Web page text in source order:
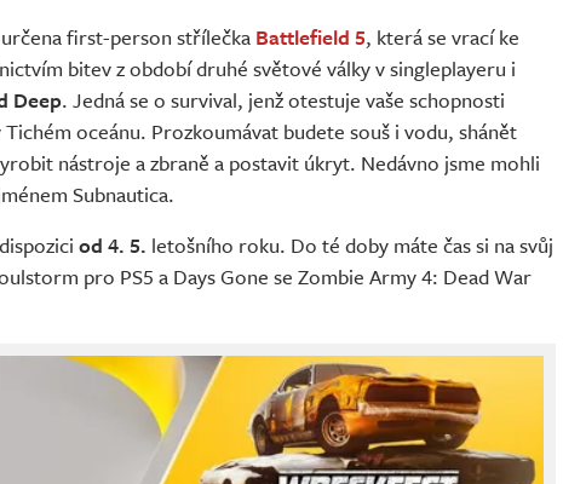
first-person střílečka Battlefield 5, která se vrací ke
bitev z období druhé světové války v singleplayeru i
Deep. Jedná se o survival, jenž otestuje vaše schopnosti
oceánu. Prozkoumávat budete souš i vodu, shánět
nástroje a zbraně a postavit úkryt. Nedávno jsme mohli
Subnautica.
od 4. 5. letošního roku. Do té doby máte čas si na svůj
pro PS5 a Days Gone se Zombie Army 4: Dead War